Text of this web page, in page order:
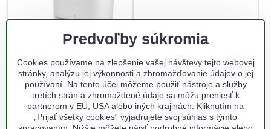
23%
Xiaomi Robot Vacuum H40
EU
Na sklade odbojna.sk
189,90 €
10%
Xiaomi Vacuum Cleaner
G20 Max EU
Na objednanie do 3 prac. dní
211,90 €
Predvoľby súkromia
Cookies používame na zlepšenie vašej návštevy tejto webovej
stránky, analýzu jej výkonnosti a zhromažďovanie údajov o jej
používaní. Na tento účel môžeme použiť nástroje a služby
tretích strán a zhromaždené údaje sa môžu preniesť k
partnerom v EÚ, USA alebo iných krajinách. Kliknutím na
„Prijať všetky cookies“ vyjadrujete svoj súhlas s týmto